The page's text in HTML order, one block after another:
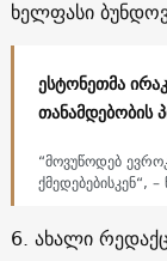
ხელფასი
ესტონეთმა
თანამდებობის
“მოვუწოდებ
ქმედებებისკენ“,
6. ახალი